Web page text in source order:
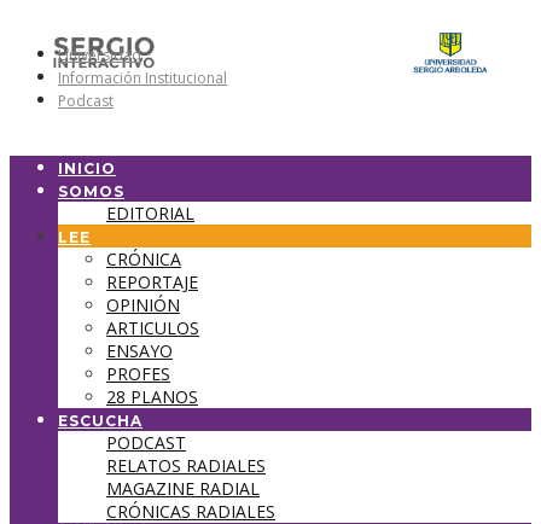
Universidad
Información Institucional
Podcast
INICIO
SOMOS
EDITORIAL
LEE
CRÓNICA
REPORTAJE
OPINIÓN
ARTICULOS
ENSAYO
PROFES
28 PLANOS
ESCUCHA
PODCAST
RELATOS RADIALES
MAGAZINE RADIAL
CRÓNICAS RADIALES